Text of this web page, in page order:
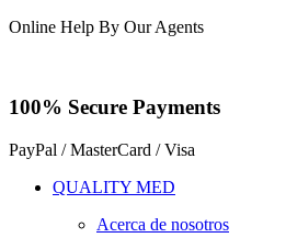
Online Help By Our Agents
100% Secure Payments
PayPal / MasterCard / Visa
QUALITY MED
Acerca de nosotros